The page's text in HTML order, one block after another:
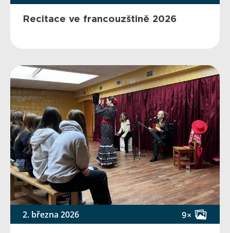
Recitace ve francouzštině 2026
2. března 2026 9×